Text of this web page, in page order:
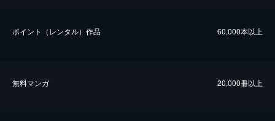
ポイント（レンタル）作品 60,000本以上
無料マンガ 20,000冊以上